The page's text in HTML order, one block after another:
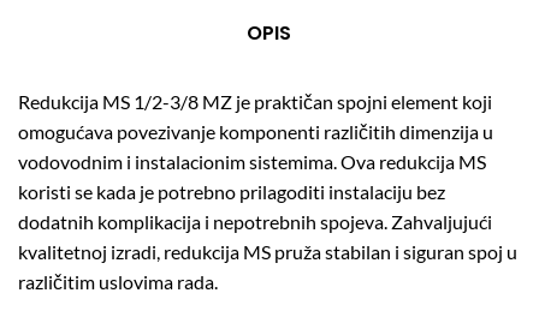
OPIS
Redukcija MS 1/2-3/8 MZ je praktičan spojni element koji
omogućava povezivanje komponenti različitih dimenzija u
vodovodnim i instalacionim sistemima. Ova redukcija MS
koristi se kada je potrebno prilagoditi instalaciju bez
dodatnih komplikacija i nepotrebnih spojeva. Zahvaljujući
kvalitetnoj izradi, redukcija MS pruža stabilan i siguran spoj u
različitim uslovima rada.